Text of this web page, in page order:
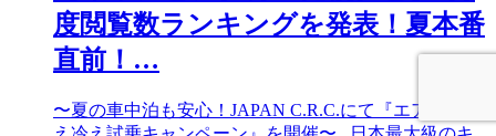
度閲覧数ランキングを発表！夏本番
直前！…
〜夏の車中泊も安心！JAPAN C.R.C.にて『エアコン冷